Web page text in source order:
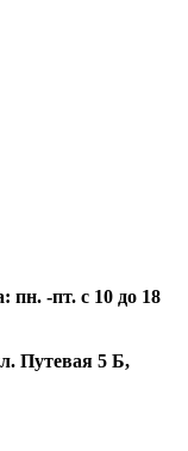
пн. -пт. с 10 до 18
Путевая 5 Б,